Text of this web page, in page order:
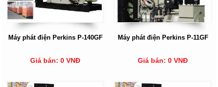
Máy phát điện Perkins P-140GF
Giá bán: 0 VNĐ
Máy phát điện Perkins P-11GF
Giá bán: 0 VNĐ